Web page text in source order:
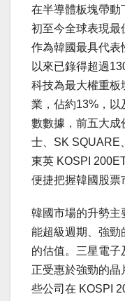
在半導體板塊帶動
初至今全球表現最
作為韓國最具代表
以來已錄得超過
科技為最大權重板
業，佔約13%，以
數數據，前五大成
士、SK SQUARE
東英 KOSPI
便捷把握韓國股票
韓國市場的升勢主
能超級週期、強勁
的估值。三星電子
正受惠於強勁的晶
些公司在 KOSPI